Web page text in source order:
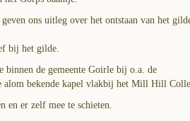
ons uitleg over het ontstaan van het
bij het gilde.
de gemeente Goirle bij o.a. de
alom bekende kapel vlakbij het Mill Hill
en er zelf mee te schieten.